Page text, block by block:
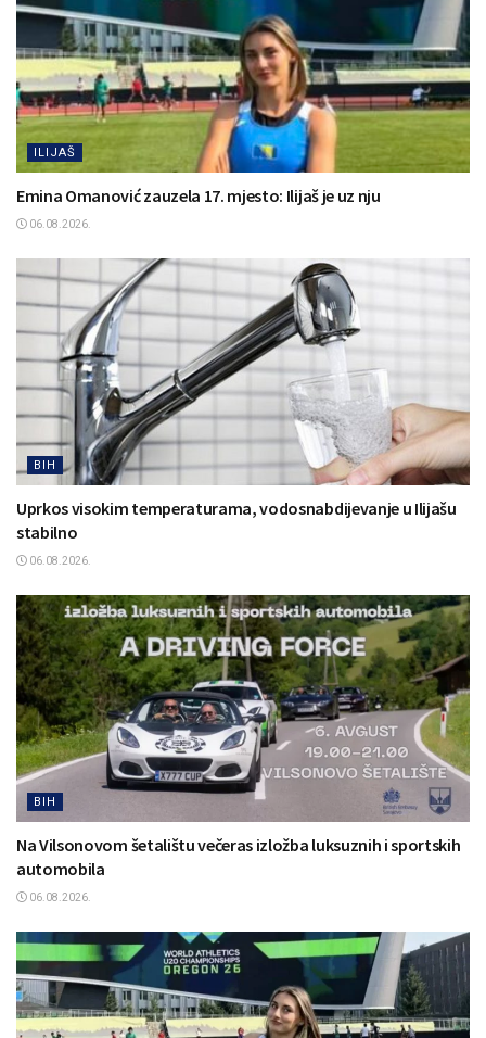
ILIJAŠ
Emina Omanović zauzela 17. mjesto: Ilijaš je uz nju
06.08.2026.
BIH
Uprkos visokim temperaturama, vodosnabdijevanje u Ilijašu
stabilno
06.08.2026.
BIH
Na Vilsonovom šetalištu večeras izložba luksuznih i sportskih
automobila
06.08.2026.